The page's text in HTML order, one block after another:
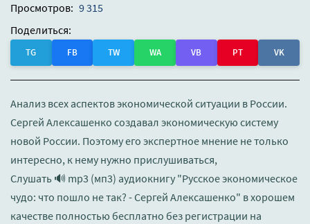
Просмотров: 9 315
Поделиться:
TG FB TW WA VB PT VK
Анализ всех аспектов экономической ситуации в России.
Сергей Алексашенко создавал экономическую систему
новой России. Поэтому его экспертное мнение не только
интересно, к нему нужно прислушиваться,
Слушать 🔊 mp3 (мп3) аудиокнигу "Русское экономическое
чудо: что пошло не так? - Сергей Алексашенко" в хорошем
качестве полностью бесплатно без регистрации на